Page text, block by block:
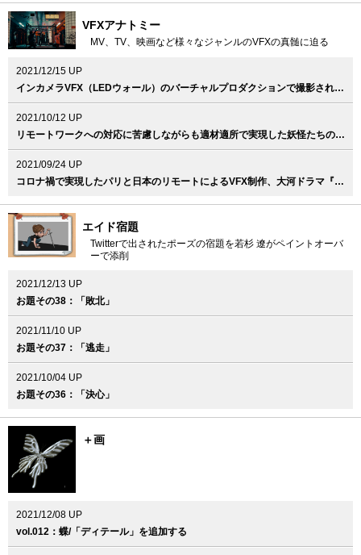
VFXアナトミー
MV、TV、映画など様々なジャンルのVFXの真髄に迫る
2021/12/15 UP
インカメラVFX（LEDウォール）のバーチャルプロダクションで撮影された意欲作、Vaundy『泣き地蔵』MV
2021/10/12 UP
リモートワークへの対応に苦慮しながらも適材適所で実現した妖怪たちのVFX、映画『妖怪大戦争 ガーディアンズ』
2021/09/24 UP
コロナ禍で実現したパリと日本のリモートによるVFX制作、大河ドラマ『青天を衝け』
エイド宿題
Twitterで出されたポーズの宿題を若杉 遼がペイントオーバ
ーで添削
2021/12/13 UP
お題その38：「敗北」
2021/11/10 UP
お題その37：「逃走」
2021/10/04 UP
お題その36：「決心」
＋画
2021/12/08 UP
vol.012：蝶/「ディテール」を追加する